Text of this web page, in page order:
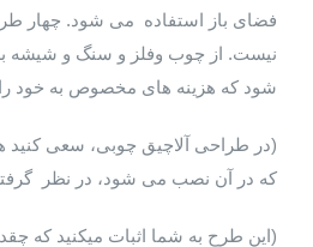
فضای باز استفاده می شود. چهار
نیست. از چوب وفلز و سنگ و شیشه
شود که هزینه های مخصوص به خود
(در طراحی آلاچیق چوبی، سعی کنید
که در آن نصب می شود، در نظر
(این طرح به شما اثبات میکنید که